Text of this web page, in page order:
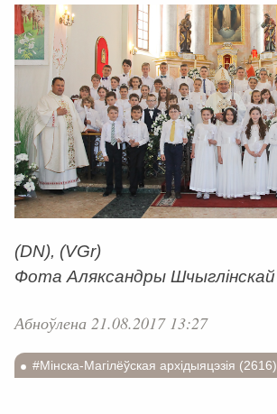
(DN), (VGr)
Фота Аляксандры Шчыглінскай
Абноўлена 21.08.2017 13:27
#Мінска-Магілёўская архідыяцэзія (2616)